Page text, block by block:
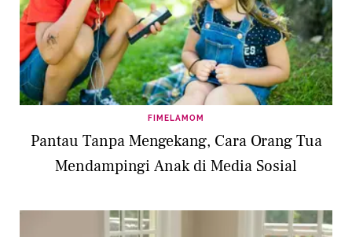
FIMELAMOM
Pantau Tanpa Mengekang, Cara Orang Tua
Mendampingi Anak di Media Sosial